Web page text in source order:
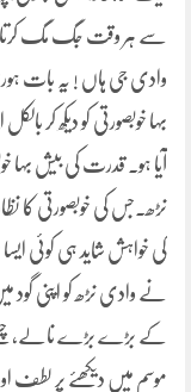
سے ہر وقت جگ مگ
وادی جی ہاں ! یہ بات
بہا خوبصورتی کو دیکھ کر
آیا ہو۔ قدرت کی بیش بہا
نڑھ۔جس کی خوبصورتی کا
کی خواہش شاید ہی کوئی ایسا
نے وادی نڑھ کو اپنی
کے بڑے بڑے نالے،
موسم میں دیکھئے پر لطف